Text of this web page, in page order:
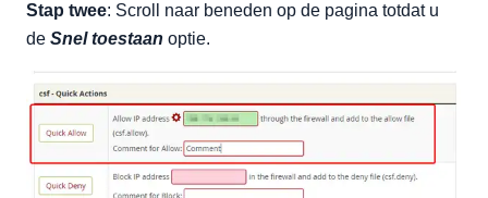
Stap twee: Scroll naar beneden op de pagina totdat u
de Snel toestaan optie.